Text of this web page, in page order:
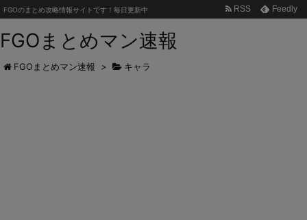
FGOまとめマン速報
FGOのまとめ攻略情報サイトです！毎日更新中 RSS Feedly
FGOまとめマン速報 > キャラ